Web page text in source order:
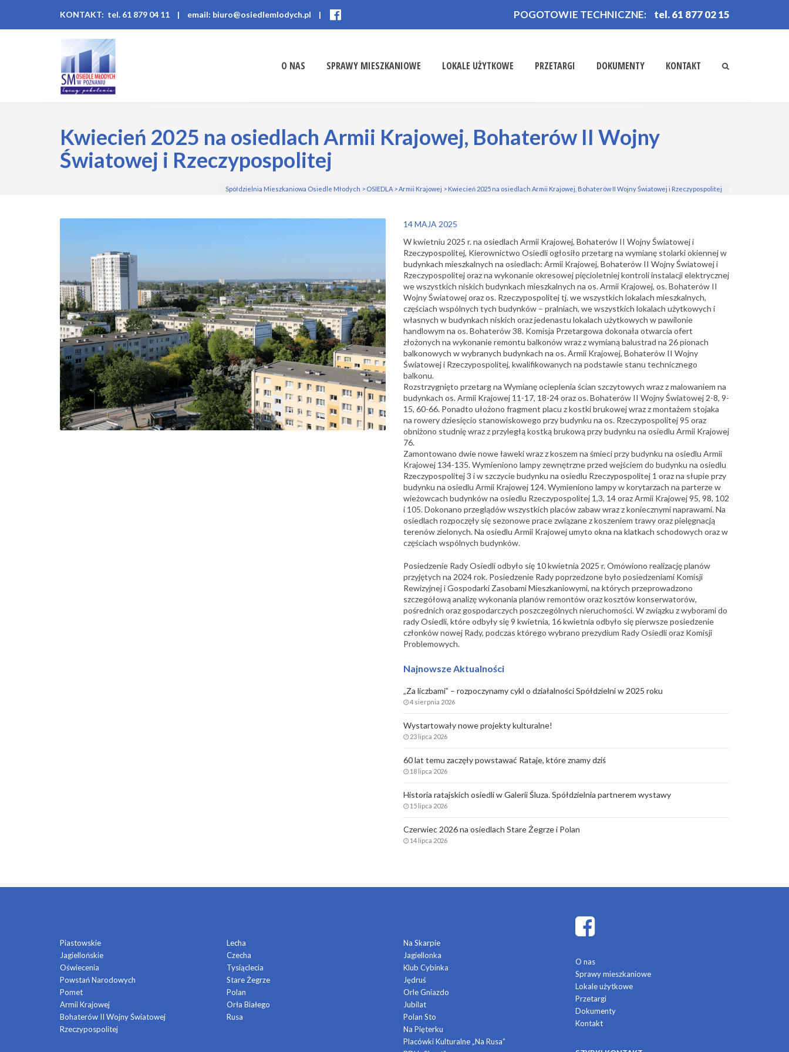
KONTAKT: tel. 61 879 04 11 | email: biuro@osiedlemlodych.pl | POGOTOWIE TECHNICZNE: tel. 61 877 02 15
O NAS SPRAWY MIESZKANIOWE LOKALE UŻYTKOWE PRZETARGI DOKUMENTY KONTAKT
Kwiecień 2025 na osiedlach Armii Krajowej, Bohaterów II Wojny
Światowej i Rzeczypospolitej
Spółdzielnia Mieszkaniowa Osiedle Młodych > OSIEDLA >Armii Krajowej > Kwiecień 2025 na osiedlach Armii Krajowej, Bohaterów II Wojny Światowej i Rzeczypospolitej
14 MAJA 2025
W kwietniu 2025 r. na osiedlach Armii Krajowej, Bohaterów II Wojny Światowej i
Rzeczypospolitej, Kierownictwo Osiedli ogłosiło przetarg na wymianę stolarki okiennej w
budynkach mieszkalnych na osiedlach: Armii Krajowej, Bohaterów II Wojny Światowej i
Rzeczypospolitej oraz na wykonanie okresowej pięcioletniej kontroli instalacji elektrycznej
we wszystkich niskich budynkach mieszkalnych na os. Armii Krajowej, os. Bohaterów II
Wojny Światowej oraz os. Rzeczypospolitej tj. we wszystkich lokalach mieszkalnych,
częściach wspólnych tych budynków – pralniach, we wszystkich lokalach użytkowych i
własnych w budynkach niskich oraz jedenastu lokalach użytkowych w pawilonie
handlowym na os. Bohaterów 38. Komisja Przetargowa dokonała otwarcia ofert
złożonych na wykonanie remontu balkonów wraz z wymianą balustrad na 26 pionach
balkonowych w wybranych budynkach na os. Armii Krajowej, Bohaterów II Wojny
Światowej i Rzeczypospolitej, kwalifikowanych na podstawie stanu technicznego
balkonu.
Rozstrzygnięto przetarg na Wymianę ocieplenia ścian szczytowych wraz z malowaniem na
budynkach os. Armii Krajowej 11-17, 18-24 oraz os. Bohaterów II Wojny Światowej 2-8, 9-
15, 60-66. Ponadto ułożono fragment placu z kostki brukowej wraz z montażem stojaka
na rowery dziesięcio stanowiskowego przy budynku na os. Rzeczypospolitej 95 oraz
obniżono studnię wraz z przyległą kostką brukową przy budynku na osiedlu Armii Krajowej
76.
Zamontowano dwie nowe ławeki wraz z koszem na śmieci przy budynku na osiedlu Armii
Krajowej 134-135. Wymieniono lampy zewnętrzne przed wejściem do budynku na osiedlu
Rzeczypospolitej 3 i w szczycie budynku na osiedlu Rzeczypospolitej 1 oraz na słupie przy
budynku na osiedlu Armii Krajowej 124. Wymieniono lampy w korytarzach na parterze w
wieżowcach budynków na osiedlu Rzeczypospolitej 1,3, 14 oraz Armii Krajowej 95, 98, 102
i 105. Dokonano przeglądów wszystkich placów zabaw wraz z koniecznymi naprawami. Na
osiedlach rozpoczęły się sezonowe prace związane z koszeniem trawy oraz pielęgnacją
terenów zielonych. Na osiedlu Armii Krajowej umyto okna na klatkach schodowych oraz w
częściach wspólnych budynków.
Posiedzenie Rady Osiedli odbyło się 10 kwietnia 2025 r. Omówiono realizację planów
przyjętych na 2024 rok. Posiedzenie Rady poprzedzone było posiedzeniami Komisji
Rewizyjnej i Gospodarki Zasobami Mieszkaniowymi, na których przeprowadzono
szczegółową analizę wykonania planów remontów oraz kosztów konserwatorów,
pośrednich oraz gospodarczych poszczególnych nieruchomości. W związku z wyborami do
rady Osiedli, które odbyły się 9 kwietnia, 16 kwietnia odbyło się pierwsze posiedzenie
członków nowej Rady, podczas którego wybrano prezydium Rady Osiedli oraz Komisji
Problemowych.
Najnowsze Aktualności
„Za liczbami” – rozpoczynamy cykl o działalności Spółdzielni w 2025 roku
4 sierpnia 2026
Wystartowały nowe projekty kulturalne!
23 lipca 2026
60 lat temu zaczęły powstawać Rataje, które znamy dziś
18 lipca 2026
Historia ratajskich osiedli w Galerii Śluza. Spółdzielnia partnerem wystawy
15 lipca 2026
Czerwiec 2026 na osiedlach Stare Żegrze i Polan
14 lipca 2026
Piastowskie
Jagiellońskie
Oświecenia
Powstań Narodowych
Pomet
Armii Krajowej
Bohaterów II Wojny Światowej
Rzeczypospolitej
Lecha
Czecha
Tysiąclecia
Stare Żegrze
Polan
Orła Białego
Rusa
Na Skarpie
Jagiellonka
Klub Cybinka
Jędruś
Orle Gniazdo
Jubilat
Polan Sto
Na Pięterku
Placówki Kulturalne „Na Rusa”
O nas
Sprawy mieszkaniowe
Lokale użytkowe
Przetargi
Dokumenty
Kontakt